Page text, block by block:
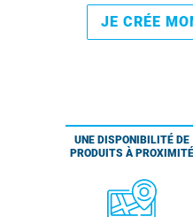
JE CRÉE
UNE DISPONIBILITÉ DE
PRODUITS À PROXIMITÉ